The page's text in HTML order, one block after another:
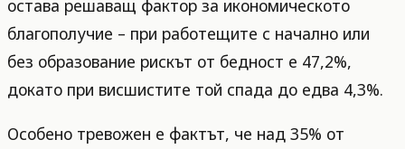
остава решаващ фактор за икономическото
благополучие – при работещите с начално или
без образование рискът от бедност е 47,2%,
докато при висшистите той спада до едва 4,3%.
Особено тревожен е фактът, че над 35% от